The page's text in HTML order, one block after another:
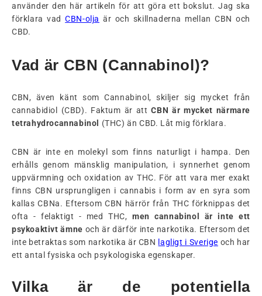
använder den här artikeln för att göra ett bokslut. Jag ska
förklara vadCBN-olja är och skillnaderna mellan CBN och
CBD.
Vad är CBN (Cannabinol)?
CBN, även känt som Cannabinol, skiljer sig mycket från
cannabidiol (CBD). Faktum är attCBN är mycket närmare
tetrahydrocannabinol (THC) än CBD. Låt mig förklara.
CBN är inte en molekyl som finns naturligt i hampa. Den
erhålls genom mänsklig manipulation, i synnerhet genom
uppvärmning och oxidation av THC. För att vara mer exakt
finns CBN ursprungligen i cannabis i form av en syra som
kallas CBNa. Eftersom CBN härrör från THC förknippas det
ofta - felaktigt - med THC, men cannabinol är inte ett
psykoaktivt ämne och är därför inte narkotika. Eftersom det
inte betraktas som narkotika är CBN lagligt i Sverige och har
ett antal fysiska och psykologiska egenskaper.
Vilka är de potentiella